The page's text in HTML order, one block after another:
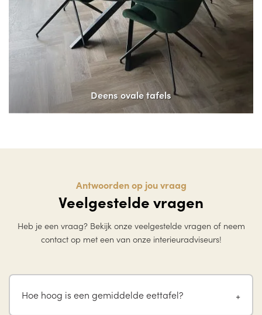
Deens ovale tafels
Antwoorden op jou vraag
Veelgestelde vragen
Heb je een vraag? Bekijk onze veelgestelde vragen of neem
contact op met een van onze interieuradviseurs!
Hoe hoog is een gemiddelde eettafel?